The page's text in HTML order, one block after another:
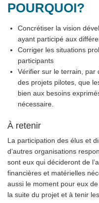
POURQUOI?
Concrétiser la vision
ayant participé aux
Corriger les situations
participants
Vérifier sur le terrain, par
des projets pilotes, que
bien aux besoins
nécessaire.
À retenir
La participation des élus et
d’autres organisations
sont eux qui décideront de
financières et matérielles
aussi le moment pour eux
la suite du projet et à tenir